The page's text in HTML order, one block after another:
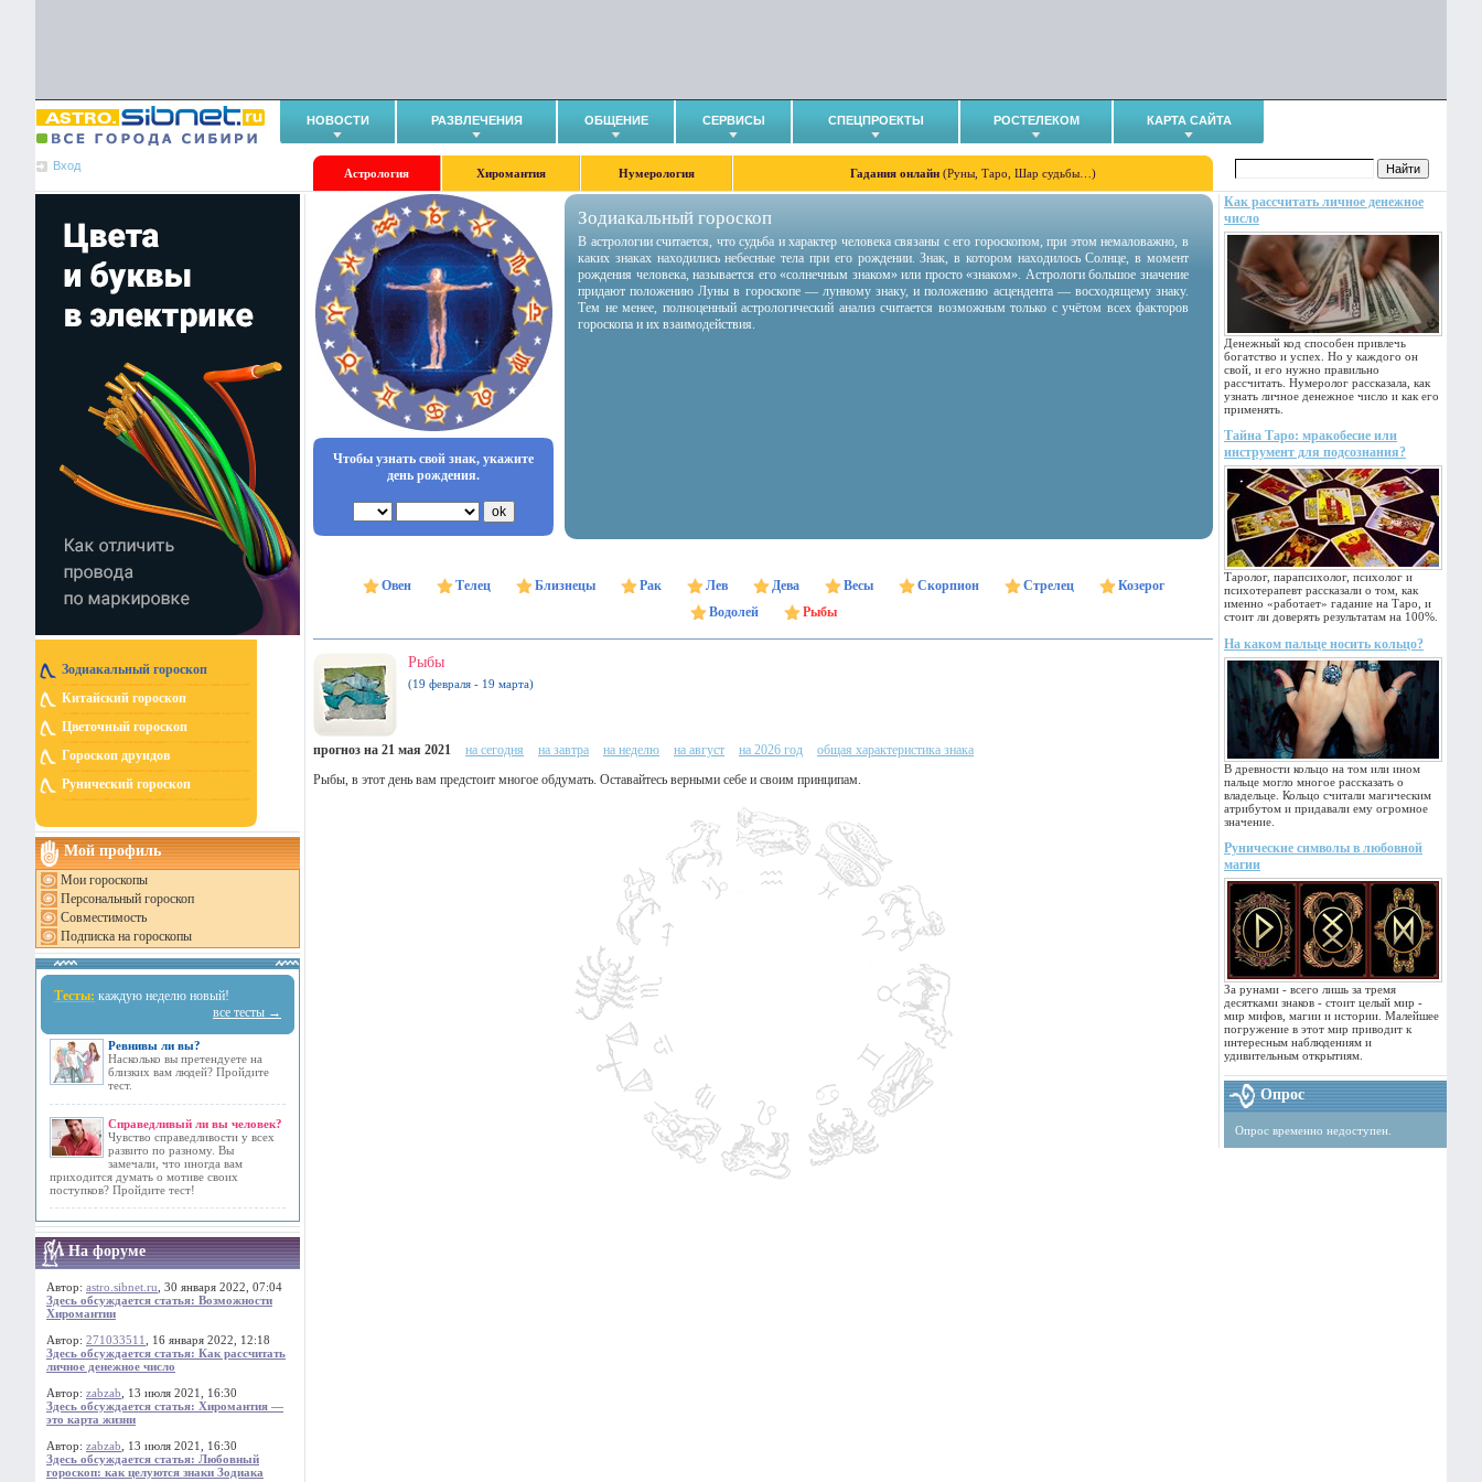
НОВОСТИ РАЗВЛЕЧЕНИЯ ОБЩЕНИЕ СЕРВИСЫ СПЕЦПРОЕКТЫ РОСТЕЛЕКОМ КАРТА САЙТА
Вход
Астрология Хиромантия Нумерология Гадания онлайн (Руны, Таро, Шар судьбы…)
Зодиакальный гороскоп
Китайский гороскоп
Цветочный гороскоп
Гороскоп друидов
Рунический гороскоп
Мой профиль
Мои гороскопы
Персональный гороскоп
Совместимость
Подписка на гороскопы
Тесты: каждую неделю новый!
все тесты →
Ревнивы ли вы?
Насколько вы претендуете на
близких вам людей? Пройдите
тест.
Справедливый ли вы человек?
Чувство справедливости у всех
развито по разному. Вы
замечали, что иногда вам
приходится думать о мотиве своих
поступков? Пройдите тест!
На форуме
Автор: astro.sibnet.ru , 30 января 2022, 07:04
Здесь обсуждается статья: Возможности
Хиромантии
Автор: 271033511
, 16 января 2022, 12:18
Здесь обсуждается статья: Как рассчитать
личное денежное число
Автор: zabzab , 13 июля 2021, 16:30
Здесь обсуждается статья: Хиромантия —
это карта жизни
Автор: zabzab , 13 июля 2021, 16:30
Здесь обсуждается статья: Любовный
гороскоп: как целуются знаки Зодиака
Как рассчитать личное денежное
число
Денежный код способен привлечь
богатство и успех. Но у каждого он
свой, и его нужно правильно
рассчитать. Нумеролог рассказала, как
узнать личное денежное число и как его
применять.
Тайна Таро: мракобесие или
инструмент для подсознания?
Таролог, парапсихолог, психолог и
психотерапевт рассказали о том, как
именно «работает» гадание на Таро, и
стоит ли доверять результатам на 100%.
На каком пальце носить кольцо?
В древности кольцо на том или ином
пальце могло многое рассказать о
владельце. Кольцо считали магическим
атрибутом и придавали ему огромное
значение.
Рунические символы в любовной
магии
За рунами - всего лишь за тремя
десятками знаков - стоит целый мир -
мир мифов, магии и истории. Малейшее
погружение в этот мир приводит к
интересным наблюдениям и
удивительным открытиям.
Опрос
Опрос временно недоступен.
Чтобы узнать свой знак, укажите
день рождения.
Зодиакальный гороскоп
В астрологии считается, что судьба и характер человека связаны с его гороскопом, при этом немаловажно, в
каких знаках находились небесные тела при его рождении. Знак, в котором находилось Солнце, в момент
рождения человека, называется его «солнечным знаком» или просто «знаком». Астрологи большое значение
придают положению Луны в гороскопе — лунному знаку, и положению асцендента — восходящему знаку.
Тем не менее, полноценный астрологический анализ считается возможным только с учётом всех факторов
гороскопа и их взаимодействия.
Овен Телец Близнецы Рак Лев Дева Весы Скорпион Стрелец
Козерог
Водолей
Рыбы
Рыбы
(19 февраля - 19 марта)
прогноз на 21 мая 2021 на сегодня на завтра на неделю на август на 2026 год
общая характеристика знака
Рыбы, в этот день вам предстоит многое обдумать. Оставайтесь верными себе и своим принципам.